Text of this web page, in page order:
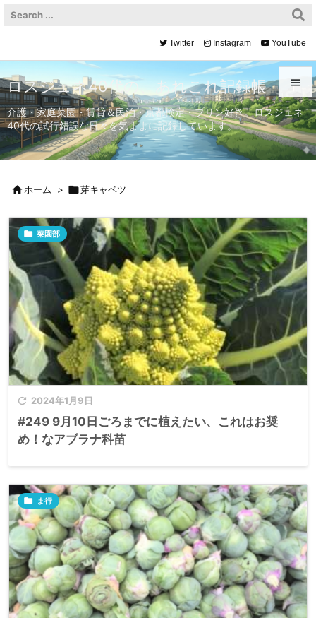


メニュ

サイド

次へ

検索
Twitter Instagram YouTube
ロスジェネ40代の、あれこれ記録帳
介護・家庭菜園・賃貸＆民泊・京都検定・プリン好き。ロスジェネ
40代の試行錯誤な日々を気ままに記録しています。
ホーム > 芽キャベツ
 2024年1月9日
 菜園部
#249 9月10日ごろまでに植えたい、これはお奨
め！なアブラナ科苗
 ま行